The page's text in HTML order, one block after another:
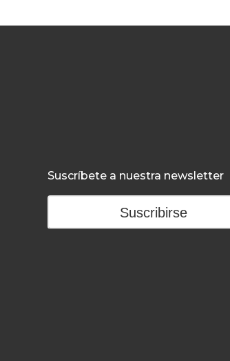
Suscríbete a nuestra newsletter
Suscribirse